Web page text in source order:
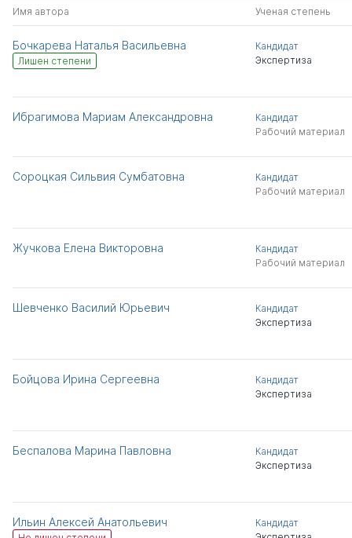
Имя автора Ученая степень
Бочкарева Наталья Васильевна
Лишен степени
Кандидат
Экспертиза
Ибрагимова Мариам Александровна
Кандидат
Рабочий материал
Сороцкая Сильвия Сумбатовна
Кандидат
Рабочий материал
Жучкова Елена Викторовна
Кандидат
Рабочий материал
Шевченко Василий Юрьевич
Кандидат
Экспертиза
Бойцова Ирина Сергеевна
Кандидат
Экспертиза
Беспалова Марина Павловна
Кандидат
Экспертиза
Ильин Алексей Анатольевич
Кандидат